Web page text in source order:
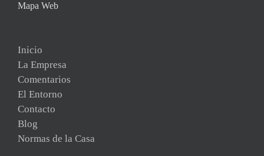
Mapa Web
Inicio
La Empresa
Comentarios
El Entorno
Contacto
Blog
Normas de la Casa